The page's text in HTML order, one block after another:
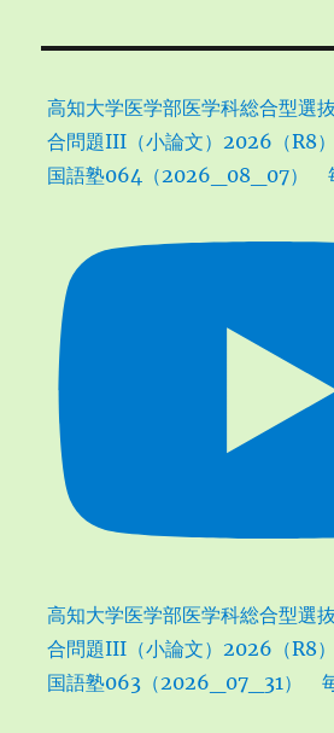
高知大学医学部医学科総合型選
合問題III（小論文）2026（R8
国語塾064（2026_08_07） 毎
高知大学医学部医学科総合型選
合問題III（小論文）2026（R8
国語塾063（2026_07_31） 毎